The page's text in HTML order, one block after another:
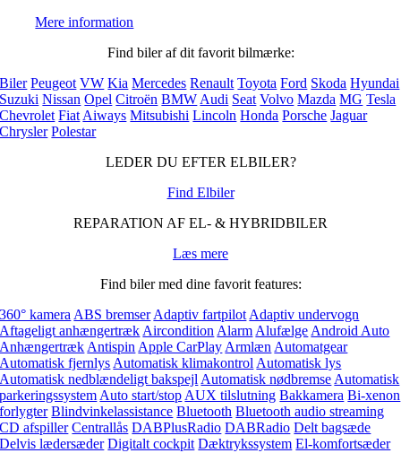
Mere information
Find biler af dit favorit bilmærke:
Biler Peugeot VW Kia Mercedes Renault Toyota Ford Skoda Hyundai
Suzuki Nissan Opel Citroën BMW Audi Seat Volvo Mazda MG Tesla
Chevrolet Fiat Aiways Mitsubishi Lincoln Honda Porsche Jaguar
Chrysler Polestar
LEDER DU EFTER ELBILER?
Find Elbiler
REPARATION AF EL- & HYBRIDBILER
Læs mere
Find biler med dine favorit features:
360° kamera ABS bremser Adaptiv fartpilot Adaptiv undervogn
Aftageligt anhængertræk Aircondition Alarm Alufælge Android Auto
Anhængertræk Antispin Apple CarPlay Armlæn Automatgear
Automatisk fjernlys Automatisk klimakontrol Automatisk lys
Automatisk nedblændeligt bakspejl Automatisk nødbremse Automatisk
parkeringssystem Auto start/stop AUX tilslutning Bakkamera Bi-xenon
forlygter Blindvinkelassistance Bluetooth Bluetooth audio streaming
CD afspiller Centrallås DABPlusRadio DABRadio Delt bagsæde
Delvis lædersæder Digitalt cockpit Dæktrykssystem El-komfortsæder